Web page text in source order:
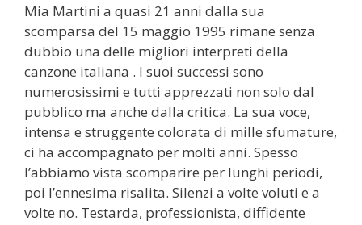
Mia Martini a quasi 21 anni dalla sua
scomparsa del 15 maggio 1995 rimane senza
dubbio una delle migliori interpreti della
canzone italiana . I suoi successi sono
numerosissimi e tutti apprezzati non solo dal
pubblico ma anche dalla critica. La sua voce,
intensa e struggente colorata di mille sfumature,
ci ha accompagnato per molti anni. Spesso
l’abbiamo vista scomparire per lunghi periodi,
poi l’ennesima risalita. Silenzi a volte voluti e a
volte no. Testarda, professionista, diffidente